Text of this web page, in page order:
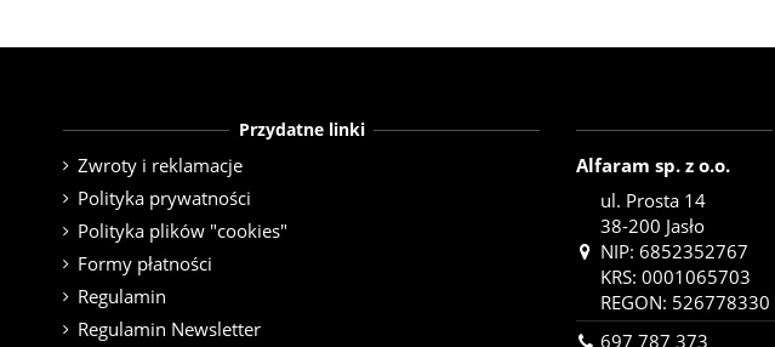
Przydatne linki
Zwroty i reklamacje
Polityka prywatności
Polityka plików "cookies"
Formy płatności
Regulamin
Regulamin Newsletter
Alfaram sp. z o.o.
ul. Prosta 14
38-200 Jasło
NIP: 6852352767
KRS: 0001065703
REGON: 526778330
697 787 373